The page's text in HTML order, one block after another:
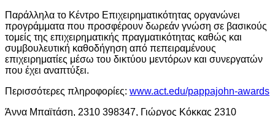
Παράλληλα το Κέντρο Επιχειρηματικότητας οργανώνει
προγράμματα που προσφέρουν δωρεάν γνώση σε βασικούς
τομείς της επιχειρηματικής πραγματικότητας καθώς και
συμβουλευτική καθοδήγηση από πεπειραμένους
επιχειρηματίες μέσω του δικτύου μεντόρων και συνεργατών
που έχει αναπτύξει.
Περισσότερες πληροφορίες: www.act.edu/pappajohn-awards
Άννα Μπαϊτάση, 2310 398347, Γιώργος Κόκκας 2310